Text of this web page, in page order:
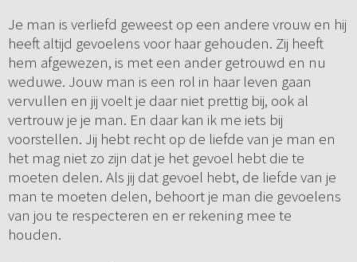
Je man is verliefd geweest op een andere vrouw en hij
heeft altijd gevoelens voor haar gehouden. Zij heeft
hem afgewezen, is met een ander getrouwd en nu
weduwe. Jouw man is een rol in haar leven gaan
vervullen en jij voelt je daar niet prettig bij, ook al
vertrouw je je man. En daar kan ik me iets bij
voorstellen. Jij hebt recht op de liefde van je man en
het mag niet zo zijn dat je het gevoel hebt die te
moeten delen. Als jij dat gevoel hebt, de liefde van je
man te moeten delen, behoort je man die gevoelens
van jou te respecteren en er rekening mee te
houden.